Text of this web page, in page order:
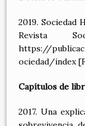
2019. Sociedad
Revista
https://
ociedad/index
Capítulos de
2017. Una